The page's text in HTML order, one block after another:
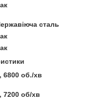
сталь
6800 об./хв
7200 об/хв